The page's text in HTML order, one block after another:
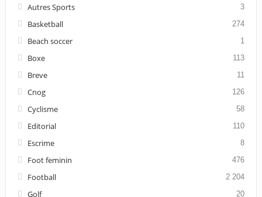
Autres Sports 3
Basketball 274
Beach soccer 1
Boxe 113
Breve 11
Cnog 126
Cyclisme 58
Editorial 110
Escrime 8
Foot feminin 476
Football 2 204
Golf 20